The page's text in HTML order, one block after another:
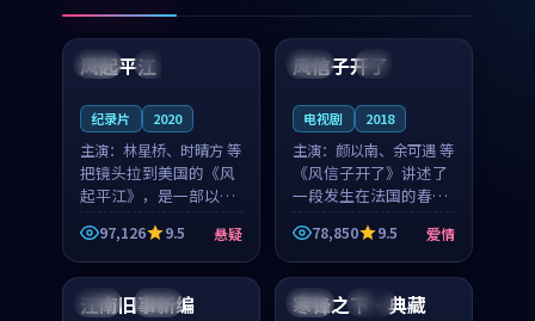
美国 完结
99:07
风起平江
纪录片 2020
主演： 林星桥、时晴方 等
把镜头拉到美国的《风
起平江》，是一部以时
光记忆为底色的悬疑作
品。林星桥和时晴方贡
献了2020年颇受关注的
合作演出，影片在情感
层次与现实质感之间
97,126 9.5 悬疑
法国 4K
99:21
风信子开了
电视剧 2018
主演： 颜以南、余可遇 等
《风信子开了》讲述了
一段发生在法国的春日
漫步故事。颜以南饰演
的主角与余可遇的角色
因一场意外卷入更深的
纠葛，爱情元素贯穿始
终，节奏稳健而富有张
78,850 9.5 爱情
日本 院线
江南旧事新编 中国 高分
寒锋之下·典藏